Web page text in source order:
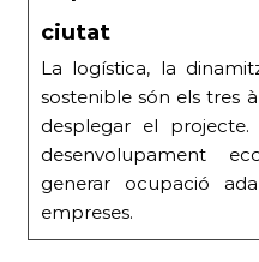
ciutat
La logística, la
sostenible són els tres
desplegar el projecte.
desenvolupament
generar ocupació
empreses.